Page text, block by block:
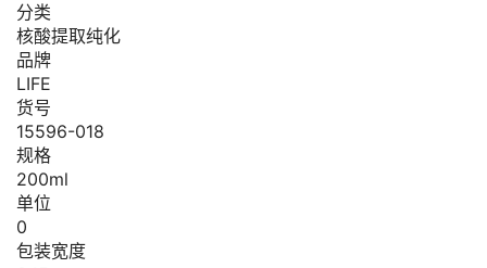
分类
核酸提取纯化
品牌
LIFE
货号
15596-018
规格
200ml
单位
0
包装宽度